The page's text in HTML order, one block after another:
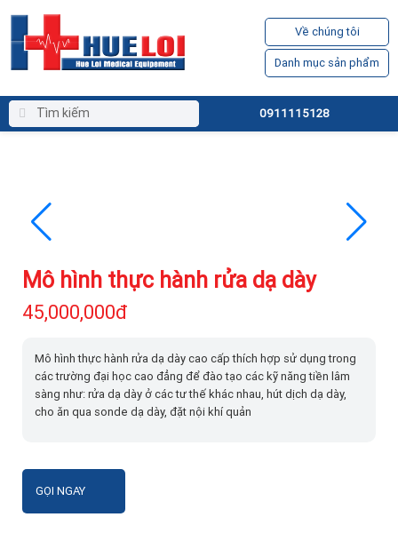
Về chúng tôi
Danh mục sản phẩm
0911115128
Mô hình thực hành rửa dạ dày
45,000,000đ
Mô hình thực hành rửa dạ dày cao cấp thích hợp sử dụng trong
các trường đại học cao đẳng để đào tạo các kỹ năng tiền lâm
sàng như: rửa dạ dày ở các tư thế khác nhau, hút dịch dạ dày,
cho ăn qua sonde dạ dày, đặt nội khí quản
GỌI NGAY